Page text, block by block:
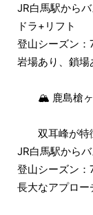
JR白馬駅から
ドラ+リフト
登山シーズン：
岩場あり、鎖場
🏔 鹿島槍ヶ
双耳峰が特徴
JR白馬駅から
登山シーズン：
長大なアプロー